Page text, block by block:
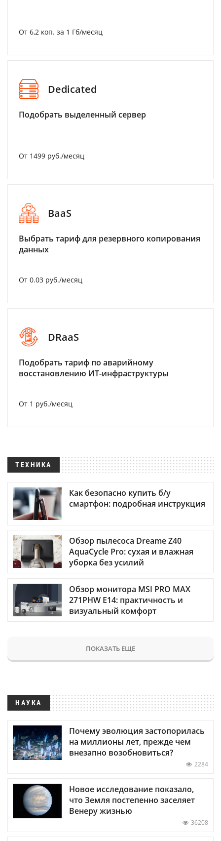
От 6,2 коп. за 1 Гб/месяц
Dedicated
Подобрать выделенный сервер
От 1499 руб./месяц
BaaS
Выбрать тариф для резервного копирования
данных
От 0.03 руб./месяц
DRaaS
Подобрать тариф по аварийному
восстановлению ИТ-инфраструктуры
От 1 руб./месяц
ТЕХНИКА
Как безопасно купить б/у
смартфон: подробная инструкция
Обзор пылесоса Dreame Z40
AquaCycle Pro: сухая и влажная
уборка без усилий
Обзор монитора MSI PRO MAX
271PHW E14: практичность и
визуальный комфорт
ПОКАЗАТЬ ЕЩЕ
НАУКА
Почему эволюция застопорилась
на миллионы лет, прежде чем
внезапно возобновиться?
2284
Новое исследование показало,
что Земля постепенно заселяет
Венеру жизнью
36208